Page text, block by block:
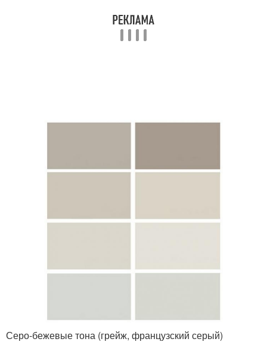
Серо-бежевые тона (грейж, французский серый)